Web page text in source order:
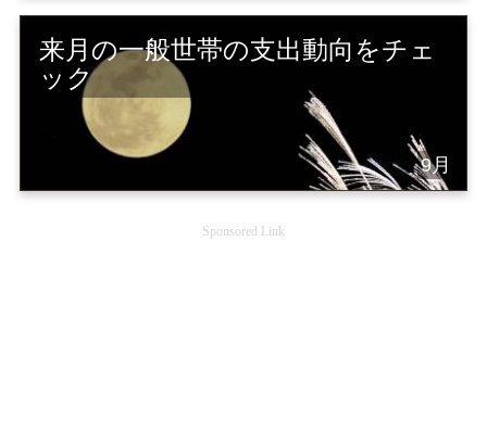
来月の一般世帯の支出動向をチェ
ック
9月
Sponsored Link